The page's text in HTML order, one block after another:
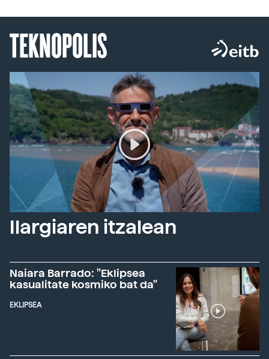
TEKNOPOLIS
Ilargiaren itzalean
Naiara Barrado: "Eklipsea
kasualitate kosmiko bat da"
EKLIPSEA